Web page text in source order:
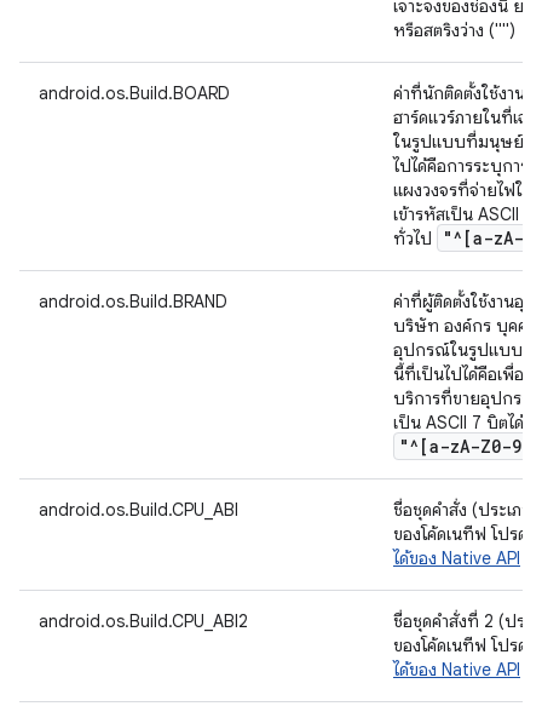
เจาะจงของช่องนี้ ยก
หรือสตริงว่าง ("")
android.os.Build.BOARD
ค่าที่นักติดตั้งใช้งาน
ฮาร์ดแวร์ภายในที่เฉ
ในรูปแบบที่มนุษย์อ่า
ไปได้คือการระบุการ
แผงวงจรที่จ่ายไฟใ
เข้ารหัสเป็น ASCII
ทั่วไป
"^[a-zA-
android.os.Build.BRAND
ค่าที่ผู้ติดตั้งใช้งานอุ
บริษัท องค์กร บุคคล
อุปกรณ์ในรูปแบบที่ม
นี้ที่เป็นไปได้คือเพื่อร
บริการที่ขายอุปกรณ์
เป็น ASCII 7 บิตได้
"^[a-zA-Z0-9
android.os.Build.CPU_ABI
ชื่อชุดคำสั่ง (ประเภ
ของโค้ดเนทีฟ โปรดดู
ได้ของ Native API
android.os.Build.CPU_ABI2
ชื่อชุดคำสั่งที่ 2 (ประ
ของโค้ดเนทีฟ โปรดดู
ได้ของ Native API